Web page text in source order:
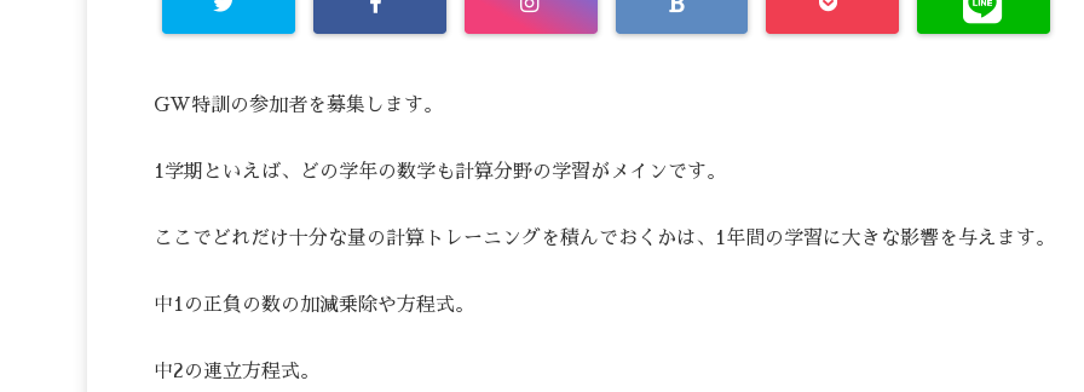
GW特訓の参加者を募集します。
1学期といえば、どの学年の数学も計算分野の学習がメインです。
ここでどれだけ十分な量の計算トレーニングを積んでおくかは、1年間の学習に大きな影響を与えます。
中1の正負の数の加減乗除や方程式。
中2の連立方程式。